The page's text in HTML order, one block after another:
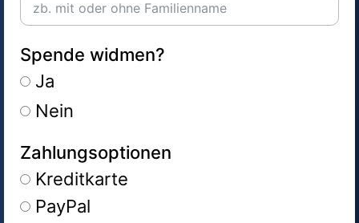
Spende widmen?
Ja
Nein
Zahlungsoptionen
Kreditkarte
PayPal